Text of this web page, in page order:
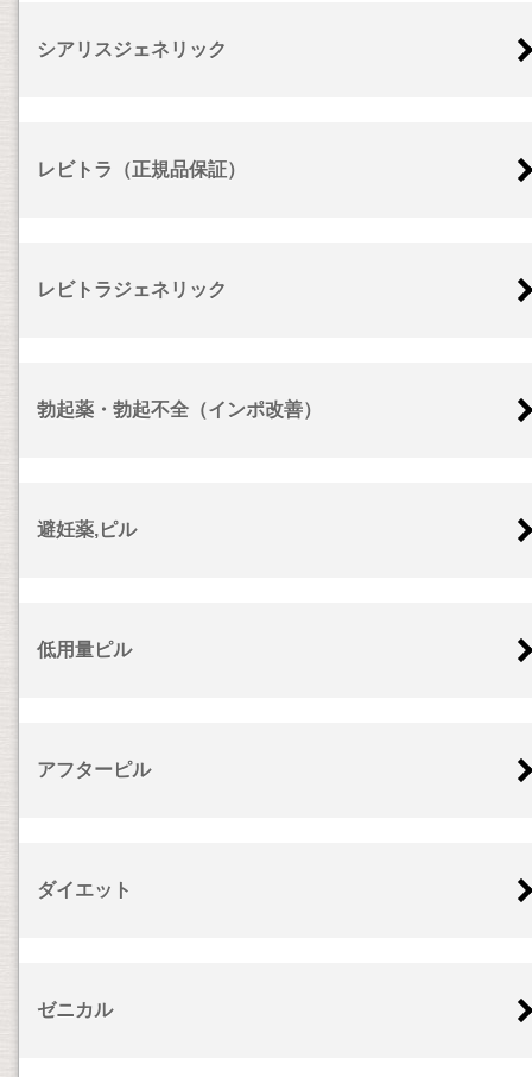
シアリスジェネリック
レビトラ（正規品保証）
レビトラジェネリック
勃起薬・勃起不全（インポ改善）
避妊薬,ピル
低用量ピル
アフターピル
ダイエット
ゼニカル